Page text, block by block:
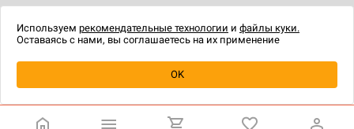
Уведомить о наличии
технологии.
Используем рекомендательные технологии и файлы куки.
Оставаясь с нами, вы соглашаетесь на их применение
OK